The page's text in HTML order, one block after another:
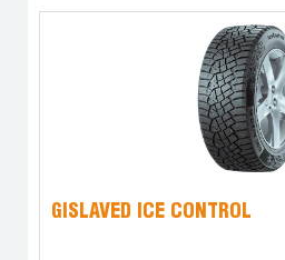
GISLAVED ICE CONTROL